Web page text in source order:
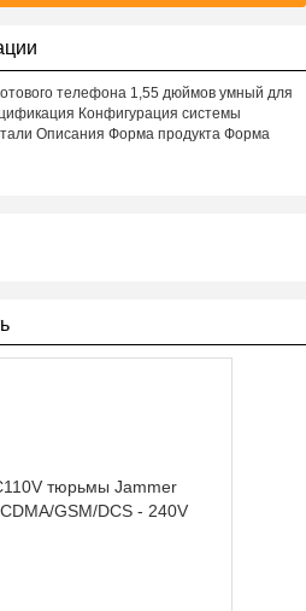
телефона 1,55 дюймов умный для
Конфигурация системы
Описания Форма продукта Форма